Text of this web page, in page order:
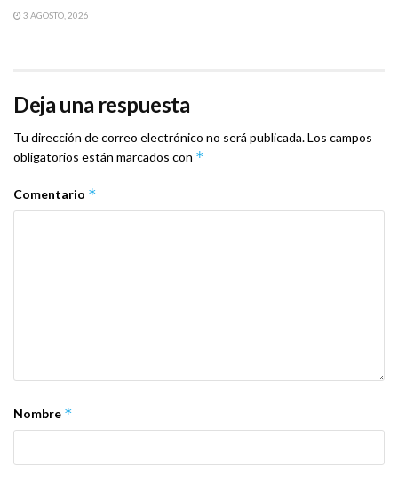
3 AGOSTO, 2026
Deja una respuesta
Tu dirección de correo electrónico no será publicada.Los campos
obligatorios están marcados con *
Comentario *
Nombre *